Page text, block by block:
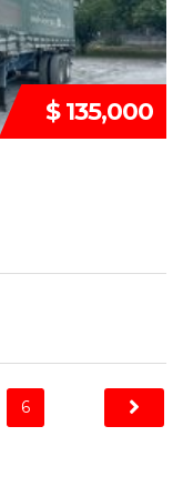
$ 135,000
6